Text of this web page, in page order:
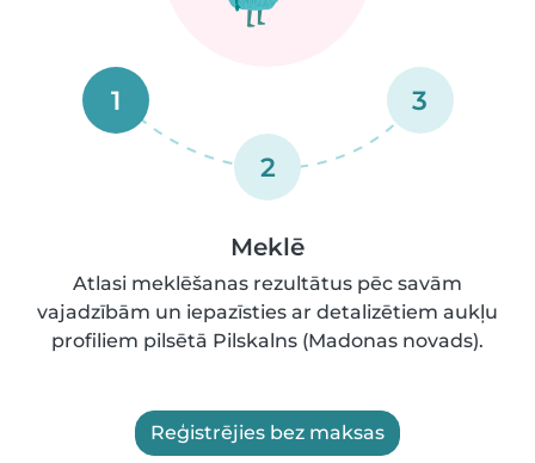
1
2
3
Meklē
Atlasi meklēšanas rezultātus pēc savām
vajadzībām un iepazīsties ar detalizētiem aukļu
profiliem pilsētā Pilskalns (Madonas novads).
Reģistrējies bez maksas